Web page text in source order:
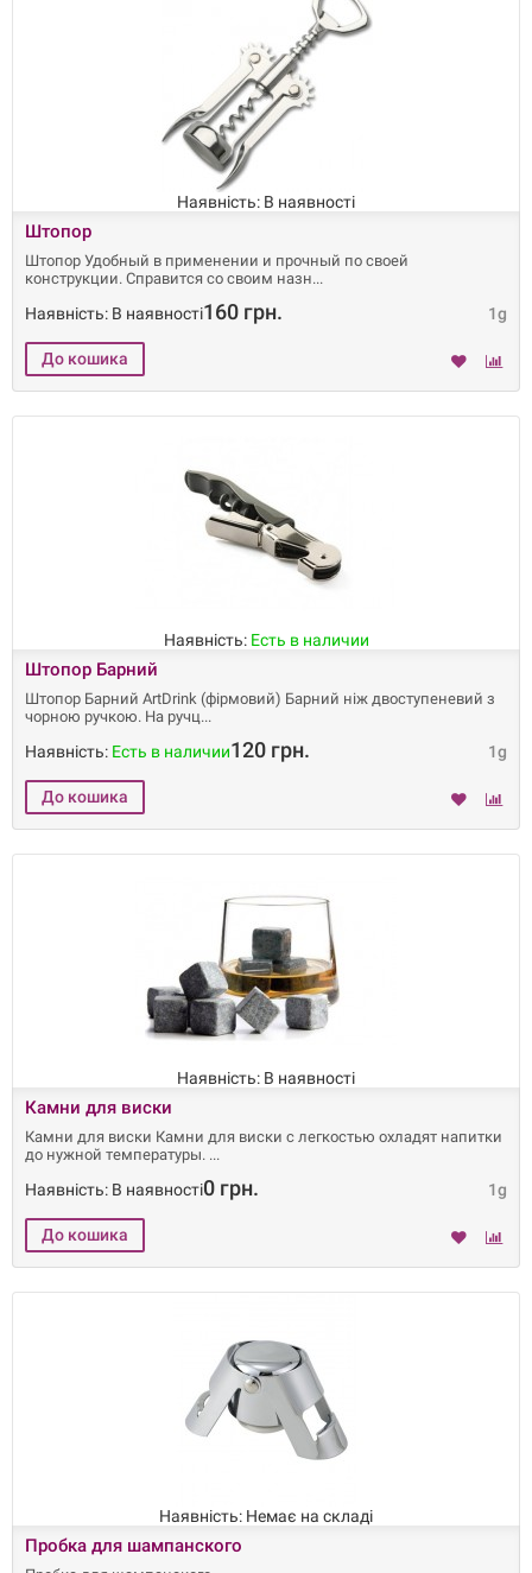
Наявність: В наявності
Штопор
Штопор Удобный в применении и прочный по своей
конструкции. Справится со своим назн
1g
Наявність: В наявності160 грн.
Наявність: Есть в наличии
Штопор Барний
Штопор Барний ArtDrink (фірмовий) Барний ніж двоступеневий з
чорною ручкою. На ручц
1g
Наявність: Есть в наличии120 грн.
Наявність: В наявності
Камни для виски
Камни для виски Камни для виски с легкостью охладят напитки
до нужной температуры.
1g
Наявність: В наявності0 грн.
Наявність: Немає на складі
Пробка для шампанского